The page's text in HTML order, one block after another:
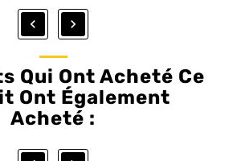
 
Qui Ont Acheté Ce
Ont Également
Acheté :